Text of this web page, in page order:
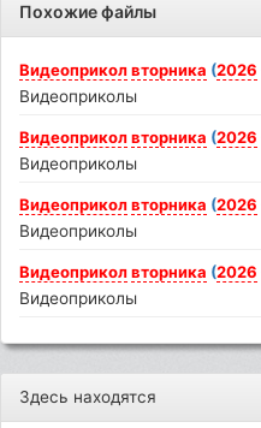
Похожие файлы
Видеоприкол вторника (2026
Видеоприколы
Видеоприкол вторника (2026
Видеоприколы
Видеоприкол вторника (2026
Видеоприколы
Видеоприкол вторника (2026
Видеоприколы
Здесь находятся